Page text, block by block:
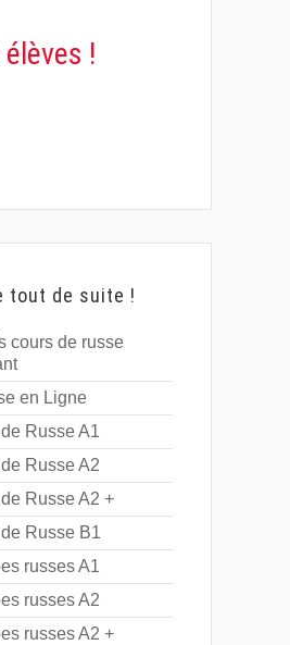
!
tout de suite !
cours de russe
en Ligne
Russe A1
Russe A2
Russe A2 +
Russe B1
russes A1
russes A2
russes A2 +